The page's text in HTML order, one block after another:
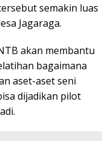
semakin luas
Jagaraga.
akan membantu
bagaimana
aset-aset seni
dijadikan pilot